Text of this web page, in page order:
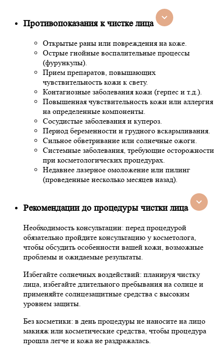
Противопоказания к чистке лица
Открытые раны или повреждения на коже.
Острые гнойные воспалительные процессы
(фурункулы).
Прием препаратов, повышающих
чувствительность кожи к свету.
Контагиозные заболевания кожи (герпес и т.д.).
Повышенная чувствительность кожи или аллергия
на определенные компоненты.
Сосудистые заболевания и купероз.
Период беременности и грудного вскармливания.
Сильное обветривание или солнечные ожоги.
Системные заболевания, требующие осторожности
при косметологических процедурах.
Недавнее лазерное омоложение или пилинг
(проведенные несколько месяцев назад).
Рекомендации до процедуры чистки лица
Необходимость консультации: перед процедурой
обязательно пройдите консультацию у косметолога,
чтобы обсудить особенности вашей кожи, возможные
проблемы и ожидаемые результаты.
Избегайте солнечных воздействий: планируя чистку
лица, избегайте длительного пребывания на солнце и
применяйте солнцезащитные средства с высоким
уровнем защиты.
Без косметики: в день процедуры не наносите на лицо
макияж или косметические средства, чтобы процедура
прошла легче и кожа не раздражалась.